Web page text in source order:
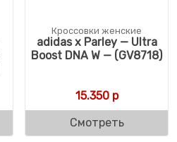
Кроссовки женские
adidas x Parley — Ultra
Boost DNA W — (GV8718)
15.350р
Смотреть